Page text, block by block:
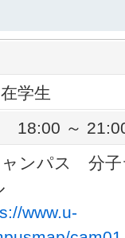
学生
18:00 ～
ャンパス 分
www.u-